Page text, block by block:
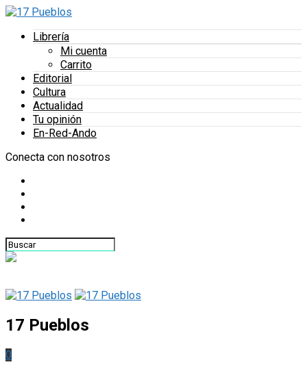
Librería
Mi cuenta
Carrito
Editorial
Cultura
Actualidad
Tu opinión
En-Red-Ando
Conecta con nosotros
17 Pueblos
0